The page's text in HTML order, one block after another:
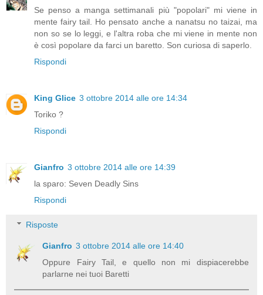
Se penso a manga settimanali più "popolari" mi viene in
mente fairy tail. Ho pensato anche a nanatsu no taizai, ma
non so se lo leggi, e l'altra roba che mi viene in mente non
è così popolare da farci un baretto. Son curiosa di saperlo.
Rispondi
King Glice 3 ottobre 2014 alle ore 14:34
Toriko ?
Rispondi
Gianfro 3 ottobre 2014 alle ore 14:39
la sparo: Seven Deadly Sins
Rispondi
Risposte
Gianfro 3 ottobre 2014 alle ore 14:40
Oppure Fairy Tail, e quello non mi dispiacerebbe
parlarne nei tuoi Baretti